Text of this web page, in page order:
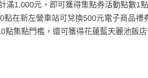
滿1,000元，即可獲得集點券活動點數1
點在新左營車站可兌換500元電子商品
點集點門檻，還可獲得花蓮藍天麗池飯